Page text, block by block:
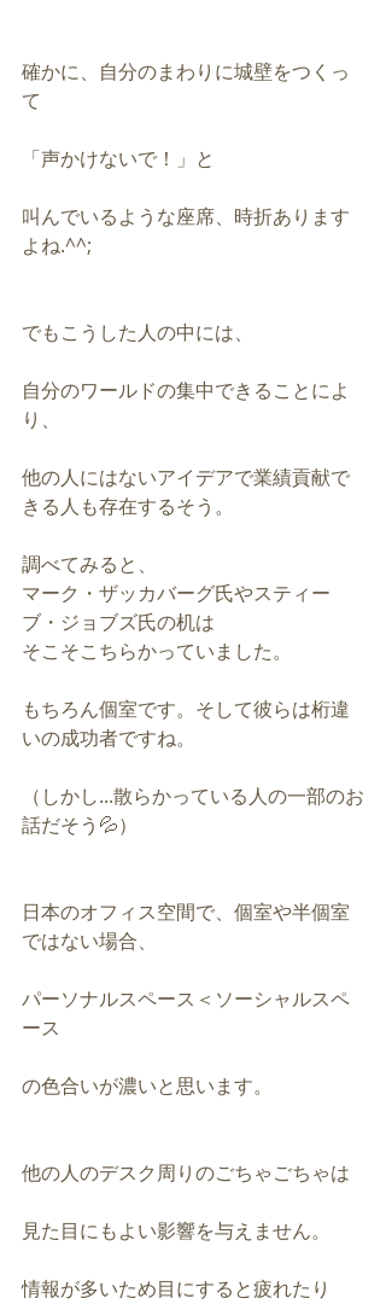
確かに、自分のまわりに城壁をつくっ
て
「声かけないで！」と
叫んでいるような座席、時折あります
よね.^^;
でもこうした人の中には、
自分のワールドの集中できることによ
り、
他の人にはないアイデアで業績貢献で
きる人も存在するそう。
調べてみると、
マーク・ザッカバーグ氏やスティー
ブ・ジョブズ氏の机は
そこそこちらかっていました。
もちろん個室です。そして彼らは桁違
いの成功者ですね。
（しかし...散らかっている人の一部のお
話だそう💦）
日本のオフィス空間で、個室や半個室
ではない場合、
パーソナルスペース＜ソーシャルスペ
ース
の色合いが濃いと思います。
他の人のデスク周りのごちゃごちゃは
見た目にもよい影響を与えません。
情報が多いため目にすると疲れたり